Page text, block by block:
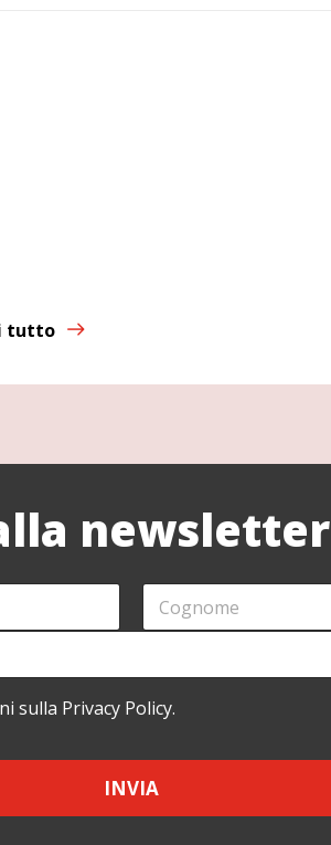
tutto
newsletter
C
G
E
sulla Privacy Policy.
INVIA